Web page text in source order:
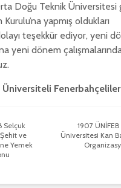
Doğu Teknik Üniversitesi
yapmış oldukları
teşekkür ediyor, yeni
yeni dönem
Üniversiteli
Selçuk
ve
Yemek
1907 ÜNİFEB
Üniversitesi Kan